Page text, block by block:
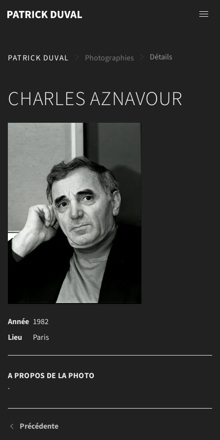
A propos
Peintures
PATRICK DUVAL Photographies Détails
CHARLES AZNAVOUR
Voir l'image complète
Année 1982
Lieu
Paris
A PROPOS DE LA PHOTO
.
Précédente